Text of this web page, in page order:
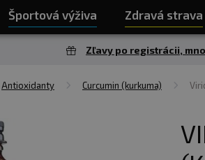
Športová výživa Zdravá strava
Zľavy po registrácii,
Antioxidanty Curcumin (kurkuma)